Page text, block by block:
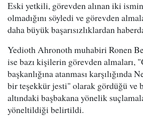
Eski yetkili, görevden alınan iki
olmadığını söyledi ve görevden
daha büyük başarısızlıklardan
Yedioth Ahronoth muhabiri Ronen
ise bazı kişilerin görevden almaları,
başkanlığına atanması karşılığında
bir teşekkür jesti" olarak gördüğü ve
altındaki başbakana yönelik
yöneltildiği belirtildi.